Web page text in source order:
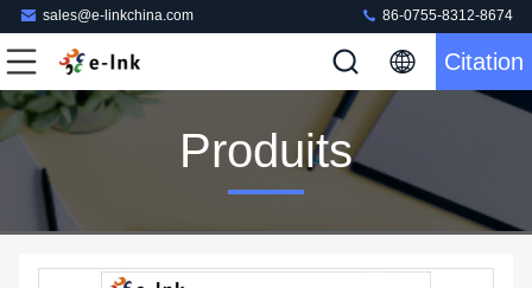
sales@e-linkchina.com 86-0755-8312-8674
Citation
Produits